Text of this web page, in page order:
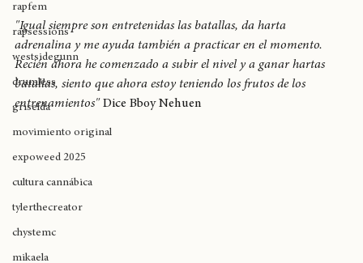
teatro
rapfem
rapsessions
westsidegunn
drumless
griselda
movimiento original
expoweed 2025
cultura cannábica
tylerthecreator
chystemc
Torbellino
"Igual siempre son entretenidas las batallas, da harta
adrenalina y me ayuda también a practicar en el momento.
Recién ahora he comenzado a subir el nivel y a ganar hartas
batallas, siento que ahora estoy teniendo los frutos de los
entrenamientos" Dice Bboy Nehuen